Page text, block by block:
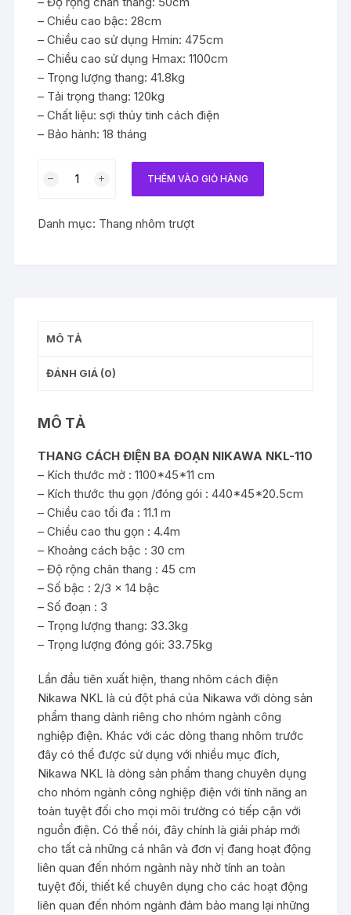
– Chiều cao bậc: 28cm
– Chiều cao sử dụng Hmin: 475cm
– Chiều cao sử dụng Hmax: 1100cm
– Trọng lượng thang: 41.8kg
– Tải trọng thang: 120kg
– Chất liệu: sợi thủy tinh cách điện
– Bảo hành: 18 tháng
ba
lượng
THÊM VÀO GIỎ HÀNG
Danh mục: Thang nhôm trượt
MÔ TẢ
ĐÁNH GIÁ (0)
MÔ TẢ
THANG CÁCH ĐIỆN BA ĐOẠN NIKAWA NKL-110
– Kích thước mở : 1100*45*11 cm
– Kích thước thu gọn /đóng gói : 440*45*20.5cm
– Chiều cao tối đa : 11.1 m
– Chiều cao thu gọn : 4.4m
– Khoảng cách bậc : 30 cm
– Độ rộng chân thang : 45 cm
– Số bậc : 2/3 x 14 bậc
– Số đoạn : 3
– Trọng lượng thang: 33.3kg
– Trọng lượng đóng gói: 33.75kg
Lần đầu tiên xuất hiện, thang nhôm cách điện
Nikawa NKL là cú đột phá của Nikawa với dòng sản
phẩm thang dành riêng cho nhóm ngành công
nghiệp điện. Khác với các dòng thang nhôm trước
đây có thể được sử dụng với nhiều mục đích,
Nikawa NKL là dòng sản phẩm thang chuyên dụng
cho nhóm ngành công nghiệp điện với tính năng an
toàn tuyệt đối cho mọi môi trường có tiếp cận với
nguồn điện. Có thể nói, đây chính là giải pháp mới
cho tất cả những cá nhân và đơn vị đang hoạt động
liên quan đến nhóm ngành này nhờ tính an toàn
tuyệt đối, thiết kế chuyên dụng cho các hoạt động
liên quan đến nhóm ngành đảm bảo mang lại những